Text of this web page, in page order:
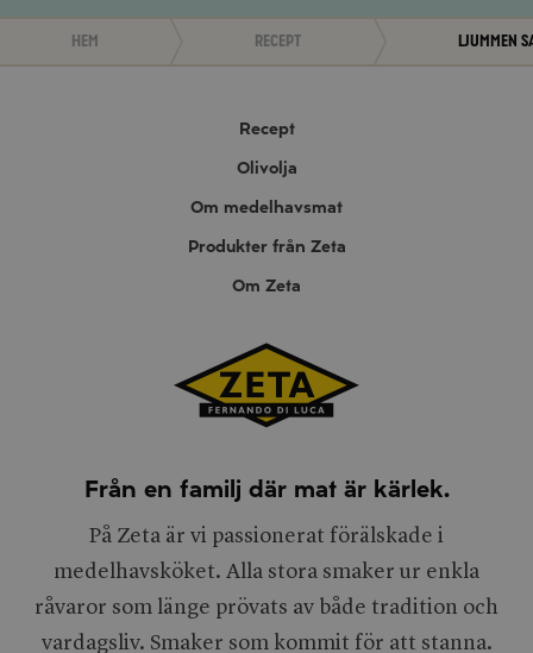
Hem Recept Ljummen
Recept
Olivolja
Om medelhavsmat
Produkter från Zeta
Om Zeta
Från en familj där mat är kärlek.
På Zeta är vi passionerat förälskade i
medelhavsköket. Alla stora smaker ur enkla
råvaror som länge prövats av både tradition och
vardagsliv. Smaker som kommit för att stanna.